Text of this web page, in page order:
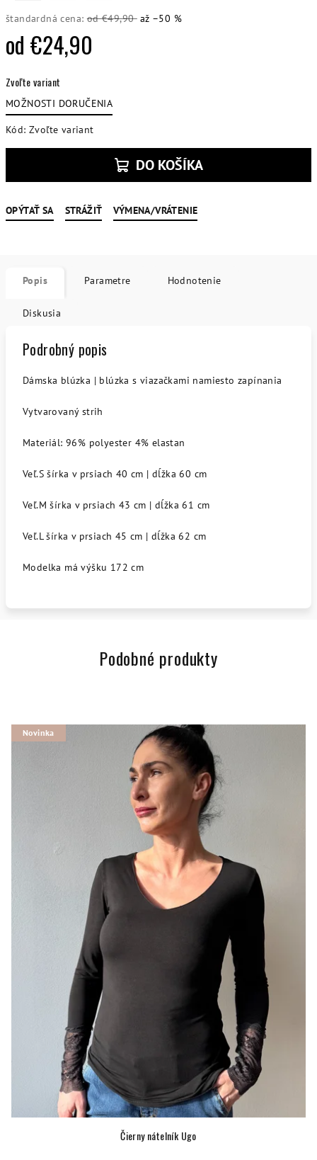
štandardná cena: od €49,90 až –50 %
od€24,90
cena:
Zvoľte variant
MOŽNOSTI DORUČENIA
Kód: Zvoľte variant
DO KOŠÍKA
OPÝTAŤ SA STRÁŽIŤ VÝMENA/VRÁTENIE
Popis Parametre Hodnotenie
Diskusia
Podrobný popis
Dámska blúzka | blúzka s viazačkami namiesto zapínania
Vytvarovaný strih
Materiál: 96% polyester 4% elastan
Veľ.S šírka v prsiach 40 cm | dĺžka 60 cm
Veľ.M šírka v prsiach 43 cm | dĺžka 61 cm
Veľ.L šírka v prsiach 45 cm | dĺžka 62 cm
Modelka má výšku 172 cm
Podobné produkty
Novinka
Čierny nátelník Ugo